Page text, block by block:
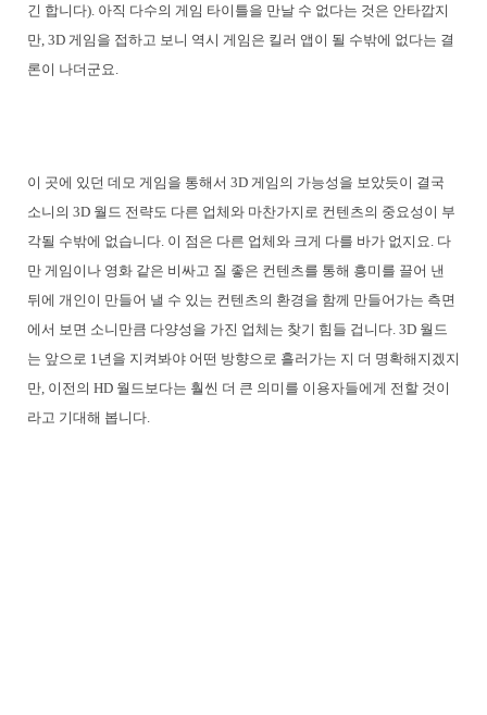
긴 합니다). 아직 다수의 게임 타이틀을 만날 수 없다는 것은 안타깝지
만, 3D 게임을 접하고 보니 역시 게임은 킬러 앱이 될 수밖에 없다는 결
론이 나더군요.
이 곳에 있던 데모 게임을 통해서 3D 게임의 가능성을 보았듯이 결국
소니의 3D 월드 전략도 다른 업체와 마찬가지로 컨텐츠의 중요성이 부
각될 수밖에 없습니다. 이 점은 다른 업체와 크게 다를 바가 없지요. 다
만 게임이나 영화 같은 비싸고 질 좋은 컨텐츠를 통해 흥미를 끌어 낸
뒤에 개인이 만들어 낼 수 있는 컨텐츠의 환경을 함께 만들어가는 측면
에서 보면 소니만큼 다양성을 가진 업체는 찾기 힘들 겁니다. 3D 월드
는 앞으로 1년을 지켜봐야 어떤 방향으로 흘러가는 지 더 명확해지겠지
만, 이전의 HD 월드보다는 훨씬 더 큰 의미를 이용자들에게 전할 것이
라고 기대해 봅니다.